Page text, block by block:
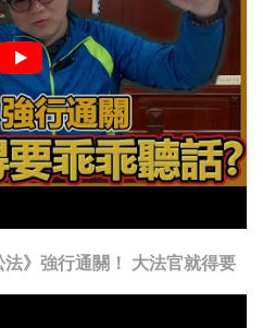
》強行通關！ 大法官就得要